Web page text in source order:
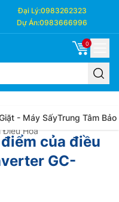
Đại Lý:0983262323
Dự Án:0983666996
0
- Máy SấyTrung Tâm Bảo
Điều Hòa
của điều
GC-